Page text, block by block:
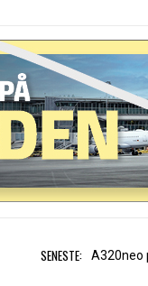
SENESTE: Air Baltic